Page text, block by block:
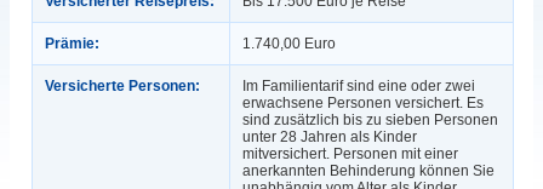
Prämie: 1.740,00 Euro
Versicherte Personen:
Im Familientarif sind eine oder zwei
erwachsene Personen versichert. Es
sind zusätzlich bis zu sieben Personen
unter 28 Jahren als Kinder
mitversichert. Personen mit einer
anerkannten Behinderung können Sie